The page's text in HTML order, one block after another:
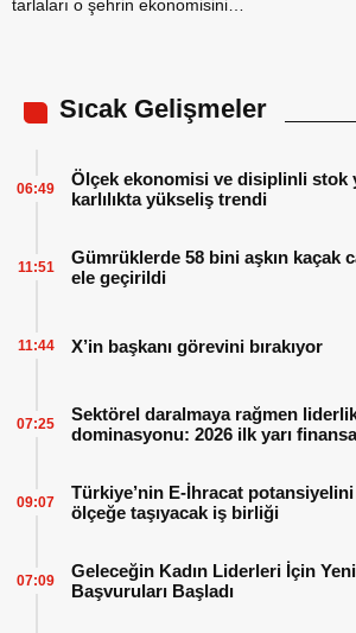
tarlaları o şehrin ekonomisini
Sıcak Gelişmeler
Ölçek ekonomisi ve disiplinli stok
karlılıkta yükseliş trendi
06:49
Gümrüklerde 58 bini aşkın kaçak
ele geçirildi
11:51
X’in başkanı görevini bırakıyor
11:44
Sektörel daralmaya rağmen
dominasyonu: 2026 ilk yarı
07:25
Türkiye’nin E-İhracat
ölçeğe taşıyacak iş birliği
09:07
Geleceğin Kadın Liderleri İçin
Başvuruları Başladı
07:09